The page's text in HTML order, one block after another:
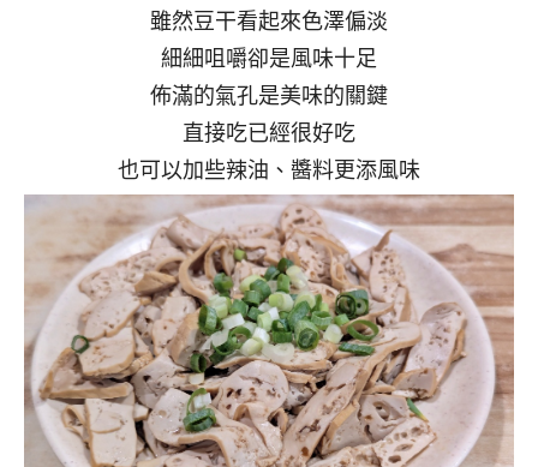
雖然豆干看起來色澤偏淡
細細咀嚼卻是風味十足
佈滿的氣孔是美味的關鍵
直接吃已經很好吃
也可以加些辣油、醬料更添風味